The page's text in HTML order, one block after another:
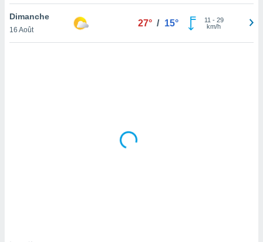
de
Dimanche
16 Août
27° / 15° 11 - 29
km/h